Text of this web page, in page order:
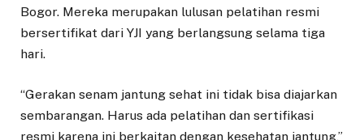
Bogor. Mereka merupakan lulusan pelatihan resmi
bersertifikat dari YJI yang berlangsung selama tiga
hari.
“Gerakan senam jantung sehat ini tidak bisa diajarkan
sembarangan. Harus ada pelatihan dan sertifikasi
resmi karena ini berkaitan dengan kesehatan jantung,”